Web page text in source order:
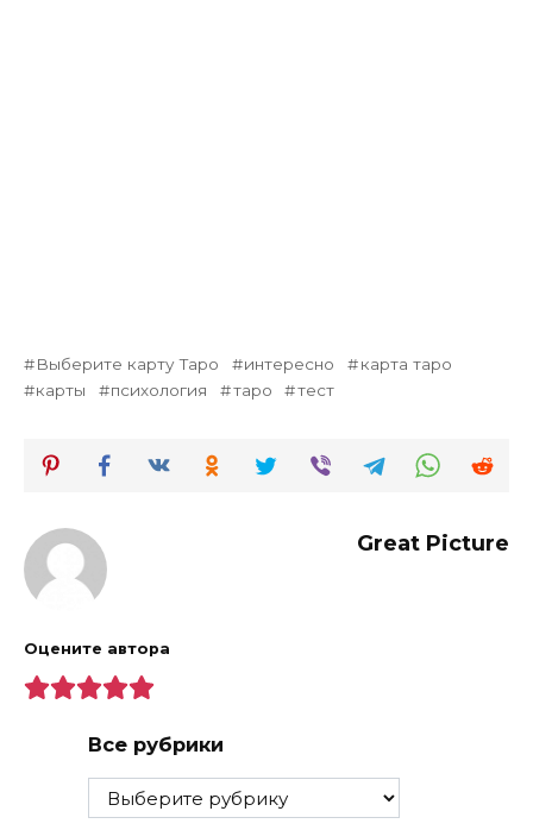
Выберите карту Таро интересно
карта таро
карты
психология таро тест
Great Picture
Оцените автора
Все рубрики
Все
рубрики